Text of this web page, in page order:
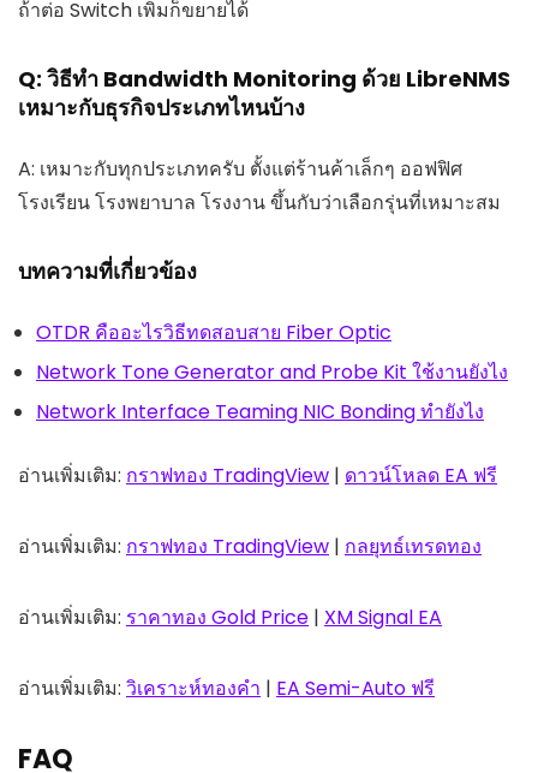
ถ้าต่อ Switch เพิ่มก็ขยายได้
Q: วิธีทำ Bandwidth Monitoring ด้วย LibreNMS
เหมาะกับธุรกิจประเภทไหนบ้าง
A: เหมาะกับทุกประเภทครับ ตั้งแต่ร้านค้าเล็กๆ ออฟฟิศ
โรงเรียน โรงพยาบาล โรงงาน ขึ้นกับว่าเลือกรุ่นที่เหมาะสม
บทความที่เกี่ยวข้อง
OTDR คืออะไรวิธีทดสอบสาย Fiber Optic
Network Tone Generator and Probe Kit ใช้งานยังไง
Network Interface Teaming NIC Bonding ทำยังไง
อ่านเพิ่มเติม: กราฟทอง TradingView | ดาวน์โหลด EA ฟรี
อ่านเพิ่มเติม: กราฟทอง TradingView | กลยุทธ์เทรดทอง
อ่านเพิ่มเติม: ราคาทอง Gold Price | XM Signal EA
อ่านเพิ่มเติม: วิเคราะห์ทองคำ | EA Semi-Auto ฟรี
FAQ